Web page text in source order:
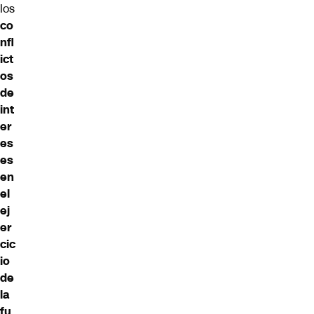
los
co
nfl
ict
os
de
int
er
es
es
en
el
ej
er
cic
io
de
la